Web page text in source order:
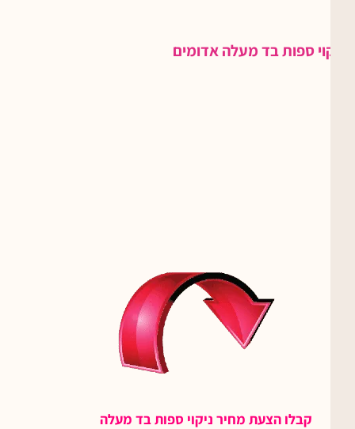
ניקוי ספות בד מעלה אדומים
קבלו הצעת מחיר ניקוי ספות בד מעלה